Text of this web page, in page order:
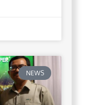
NEWS